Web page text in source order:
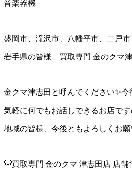
音楽器機
盛岡市、滝沢市、八幡平市、二戸
岩手県の皆様 買取専門 金のクマ
金クマ津志田と呼んでください✨
気軽に何でもお話しできるお店で
地域の皆様、今後ともよろしくお
🐻買取専門 金のクマ 津志田店 店舗